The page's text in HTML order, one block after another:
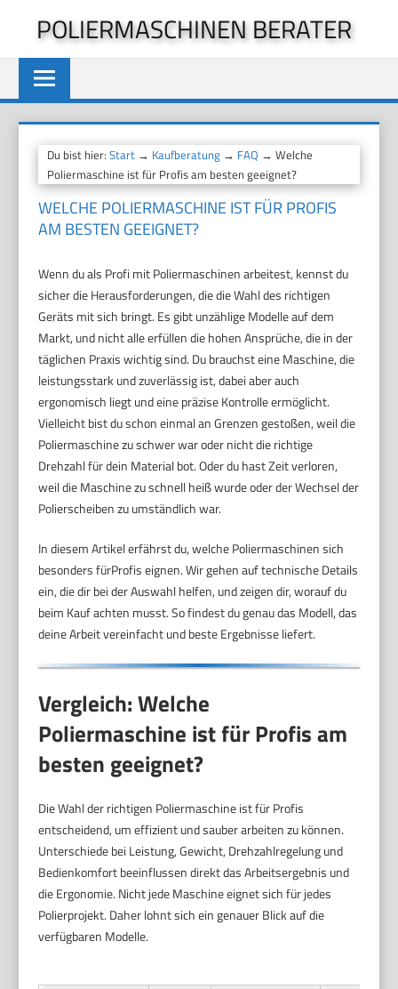
springen
POLIERMASCHINEN BERATER
Du bist hier:Start → Kaufberatung → FAQ → Welche
Poliermaschine ist für Profis am besten geeignet?
WELCHE POLIERMASCHINE IST FÜR PROFIS
AM BESTEN GEEIGNET?
Wenn du als Profi mit Poliermaschinen arbeitest, kennst du
sicher die Herausforderungen, die die Wahl des richtigen
Geräts mit sich bringt. Es gibt unzählige Modelle auf dem
Markt, und nicht alle erfüllen die hohen Ansprüche, die in der
täglichen Praxis wichtig sind. Du brauchst eine Maschine, die
leistungsstark und zuverlässig ist, dabei aber auch
ergonomisch liegt und eine präzise Kontrolle ermöglicht.
Vielleicht bist du schon einmal an Grenzen gestoßen, weil die
Poliermaschine zu schwer war oder nicht die richtige
Drehzahl für dein Material bot. Oder du hast Zeit verloren,
weil die Maschine zu schnell heiß wurde oder der Wechsel der
Polierscheiben zu umständlich war.
In diesem Artikel erfährst du, welche Poliermaschinen sich
besonders fürProfis eignen. Wir gehen auf technische Details
ein, die dir bei der Auswahl helfen, und zeigen dir, worauf du
beim Kauf achten musst. So findest du genau das Modell, das
deine Arbeit vereinfacht und beste Ergebnisse liefert.
Vergleich: Welche
Poliermaschine ist für Profis am
besten geeignet?
Die Wahl der richtigen Poliermaschine ist für Profis
entscheidend, um effizient und sauber arbeiten zu können.
Unterschiede bei Leistung, Gewicht, Drehzahlregelung und
Bedienkomfort beeinflussen direkt das Arbeitsergebnis und
die Ergonomie. Nicht jede Maschine eignet sich für jedes
Polierprojekt. Daher lohnt sich ein genauer Blick auf die
verfügbaren Modelle.